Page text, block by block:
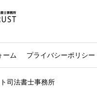
ーム プライバシーポリシー
司法書士事務所